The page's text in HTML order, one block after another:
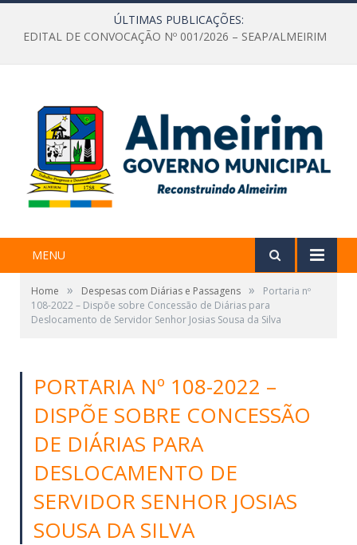
ÚLTIMAS PUBLICAÇÕES:
EDITAL DE CONVOCAÇÃO Nº 001/2026 – SEAP/ALMEIRIM
MENU
Home » Despesas com Diárias e Passagens »
Portaria nº
108-2022 – Dispõe sobre Concessão de Diárias para
Deslocamento de Servidor Senhor Josias Sousa da Silva
PORTARIA Nº 108-2022 –
DISPÕE SOBRE CONCESSÃO
DE DIÁRIAS PARA
DESLOCAMENTO DE
SERVIDOR SENHOR JOSIAS
SOUSA DA SILVA